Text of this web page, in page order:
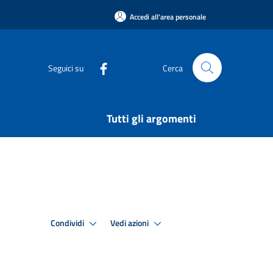
Accedi all'area personale
Seguici su Cerca
Tutti gli argomenti
Condividi Vedi azioni